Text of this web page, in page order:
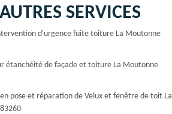
AUTRES SERVICES
d'urgence fuite toiture La Moutonne
étanchéité de façade et toiture La Moutonne
pose et réparation de Velux et fenêtre de toit La